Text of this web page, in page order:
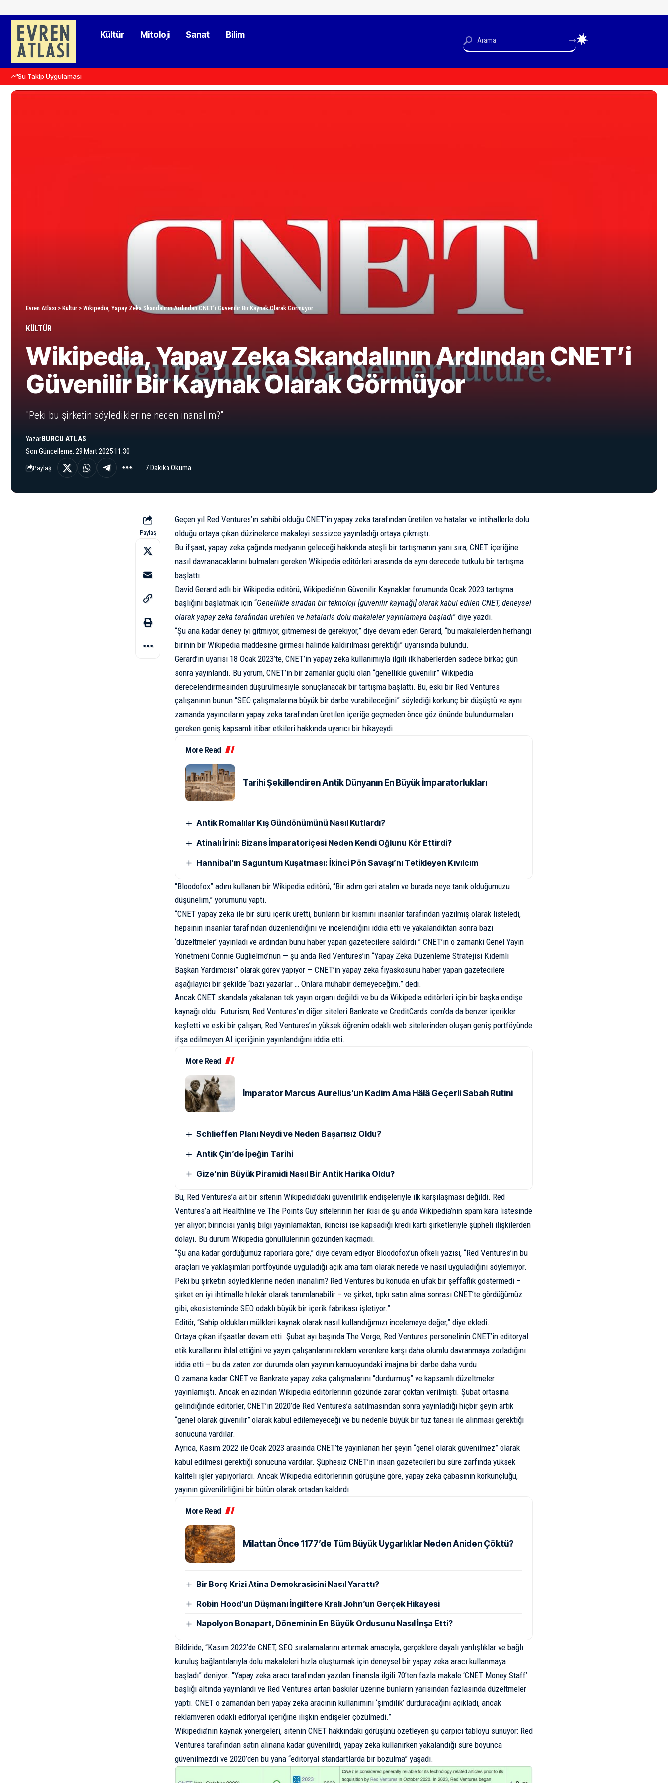
Kültür Mitoloji Sanat Bilim
Su Takip Uygulaması
Evren Atlası > Kültür > Wikipedia, Yapay Zeka Skandalının Ardından CNET’i Güvenilir Bir Kaynak Olarak Görmüyor
KÜLTÜR
Wikipedia, Yapay Zeka Skandalının Ardından CNET’i
Güvenilir Bir Kaynak Olarak Görmüyor
"Peki bu şirketin söylediklerine neden inanalım?"
Son Güncelleme: 29 Mart 2025 11:30
YazarBURCU ATLAS
Paylaş 7 Dakika Okuma
Paylaş
Geçen yıl Red Ventures’ın sahibi olduğu CNET’in yapay zeka tarafından üretilen ve hatalar ve intihallerle dolu
olduğu ortaya çıkan düzinelerce makaleyi sessizce yayınladığı ortaya çıkmıştı.
Bu ifşaat, yapay zeka çağında medyanın geleceği hakkında ateşli bir tartışmanın yanı sıra, CNET içeriğine
nasıl davranacaklarını bulmaları gereken Wikipedia editörleri arasında da aynı derecede tutkulu bir tartışma
başlattı.
David Gerard adlı bir Wikipedia editörü, Wikipedia’nın Güvenilir Kaynaklar forumunda Ocak 2023 tartışma
başlığını başlatmak için “Genellikle sıradan bir teknoloji [güvenilir kaynağı] olarak kabul edilen CNET, deneysel
olarak yapay zeka tarafından üretilen ve hatalarla dolu makaleler yayınlamaya başladı” diye yazdı.
“Şu ana kadar deney iyi gitmiyor, gitmemesi de gerekiyor,” diye devam eden Gerard, “bu makalelerden herhangi
birinin bir Wikipedia maddesine girmesi halinde kaldırılması gerektiği” uyarısında bulundu.
Gerard’ın uyarısı 18 Ocak 2023’te, CNET’in yapay zeka kullanımıyla ilgili ilk haberlerden sadece birkaç gün
sonra yayınlandı. Bu yorum, CNET’in bir zamanlar güçlü olan “genellikle güvenilir” Wikipedia
derecelendirmesinden düşürülmesiyle sonuçlanacak bir tartışma başlattı. Bu, eski bir Red Ventures
çalışanının bunun “SEO çalışmalarına büyük bir darbe vurabileceğini” söylediği korkunç bir düşüştü ve aynı
zamanda yayıncıların yapay zeka tarafından üretilen içeriğe geçmeden önce göz önünde bulundurmaları
gereken geniş kapsamlı itibar etkileri hakkında uyarıcı bir hikayeydi.
More Read
Tarihi Şekillendiren Antik Dünyanın En Büyük İmparatorlukları
Antik Romalılar Kış Gündönümünü Nasıl Kutlardı?
Atinalı İrini: Bizans İmparatoriçesi Neden Kendi Oğlunu Kör Ettirdi?
Hannibal’ın Saguntum Kuşatması: İkinci Pön Savaşı’nı Tetikleyen Kıvılcım
“Bloodofox” adını kullanan bir Wikipedia editörü, “Bir adım geri atalım ve burada neye tanık olduğumuzu
düşünelim,” yorumunu yaptı.
“CNET yapay zeka ile bir sürü içerik üretti, bunların bir kısmını insanlar tarafından yazılmış olarak listeledi,
hepsinin insanlar tarafından düzenlendiğini ve incelendiğini iddia etti ve yakalandıktan sonra bazı
‘düzeltmeler’ yayınladı ve ardından bunu haber yapan gazetecilere saldırdı.” CNET’in o zamanki Genel Yayın
Yönetmeni Connie Guglielmo’nun — şu anda Red Ventures’ın “Yapay Zeka Düzenleme Stratejisi Kıdemli
Başkan Yardımcısı” olarak görev yapıyor — CNET’in yapay zeka fiyaskosunu haber yapan gazetecilere
aşağılayıcı bir şekilde “bazı yazarlar … Onlara muhabir demeyeceğim.” dedi.
Ancak CNET skandala yakalanan tek yayın organı değildi ve bu da Wikipedia editörleri için bir başka endişe
kaynağı oldu. Futurism, Red Ventures’ın diğer siteleri Bankrate ve CreditCards.com’da da benzer içerikler
keşfetti ve eski bir çalışan, Red Ventures’ın yüksek öğrenim odaklı web sitelerinden oluşan geniş portföyünde
ifşa edilmeyen AI içeriğinin yayınlandığını iddia etti.
More Read
İmparator Marcus Aurelius’un Kadim Ama Hâlâ Geçerli Sabah Rutini
Schlieffen Planı Neydi ve Neden Başarısız Oldu?
Antik Çin’de İpeğin Tarihi
Gize’nin Büyük Piramidi Nasıl Bir Antik Harika Oldu?
Bu, Red Ventures’a ait bir sitenin Wikipedia’daki güvenilirlik endişeleriyle ilk karşılaşması değildi. Red
Ventures’a ait Healthline ve The Points Guy sitelerinin her ikisi de şu anda Wikipedia’nın spam kara listesinde
yer alıyor; birincisi yanlış bilgi yayınlamaktan, ikincisi ise kapsadığı kredi kartı şirketleriyle şüpheli ilişkilerden
dolayı. Bu durum Wikipedia gönüllülerinin gözünden kaçmadı.
“Şu ana kadar gördüğümüz raporlara göre,” diye devam ediyor Bloodofox’un öfkeli yazısı, “Red Ventures’ın bu
araçları ve yaklaşımları portföyünde uyguladığı açık ama tam olarak nerede ve nasıl uyguladığını söylemiyor.
Peki bu şirketin söylediklerine neden inanalım? Red Ventures bu konuda en ufak bir şeffaflık göstermedi –
şirket en iyi ihtimalle hilekâr olarak tanımlanabilir – ve şirket, tıpkı satın alma sonrası CNET’te gördüğümüz
gibi, ekosisteminde SEO odaklı büyük bir içerik fabrikası işletiyor.”
Editör, “Sahip oldukları mülkleri kaynak olarak nasıl kullandığımızı incelemeye değer,” diye ekledi.
Ortaya çıkan ifşaatlar devam etti. Şubat ayı başında The Verge, Red Ventures personelinin CNET’in editoryal
etik kurallarını ihlal ettiğini ve yayın çalışanlarını reklam verenlere karşı daha olumlu davranmaya zorladığını
iddia etti – bu da zaten zor durumda olan yayının kamuoyundaki imajına bir darbe daha vurdu.
O zamana kadar CNET ve Bankrate yapay zeka çalışmalarını “durdurmuş” ve kapsamlı düzeltmeler
yayınlamıştı. Ancak en azından Wikipedia editörlerinin gözünde zarar çoktan verilmişti. Şubat ortasına
gelindiğinde editörler, CNET’in 2020’de Red Ventures’a satılmasından sonra yayınladığı hiçbir şeyin artık
“genel olarak güvenilir” olarak kabul edilemeyeceği ve bu nedenle büyük bir tuz tanesi ile alınması gerektiği
sonucuna vardılar.
Ayrıca, Kasım 2022 ile Ocak 2023 arasında CNET’te yayınlanan her şeyin “genel olarak güvenilmez” olarak
kabul edilmesi gerektiği sonucuna vardılar. Şüphesiz CNET’in insan gazetecileri bu süre zarfında yüksek
kaliteli işler yapıyorlardı. Ancak Wikipedia editörlerinin görüşüne göre, yapay zeka çabasının korkunçluğu,
yayının güvenilirliğini bir bütün olarak ortadan kaldırdı.
More Read
Milattan Önce 1177’de Tüm Büyük Uygarlıklar Neden Aniden Çöktü?
Bir Borç Krizi Atina Demokrasisini Nasıl Yarattı?
Robin Hood’un Düşmanı İngiltere Kralı John’un Gerçek Hikayesi
Napolyon Bonapart, Döneminin En Büyük Ordusunu Nasıl İnşa Etti?
Bildiride, “Kasım 2022’de CNET, SEO sıralamalarını artırmak amacıyla, gerçeklere dayalı yanlışlıklar ve bağlı
kuruluş bağlantılarıyla dolu makaleleri hızla oluşturmak için deneysel bir yapay zeka aracı kullanmaya
başladı” deniyor. “Yapay zeka aracı tarafından yazılan finansla ilgili 70’ten fazla makale ‘CNET Money Staff’
başlığı altında yayınlandı ve Red Ventures artan baskılar üzerine bunların yarısından fazlasında düzeltmeler
yaptı. CNET o zamandan beri yapay zeka aracının kullanımını ‘şimdilik’ durduracağını açıkladı, ancak
reklamveren odaklı editoryal içeriğine ilişkin endişeler çözülmedi.”
Wikipedia’nın kaynak yönergeleri, sitenin CNET hakkındaki görüşünü özetleyen şu çarpıcı tabloyu sunuyor: Red
Ventures tarafından satın alınana kadar güvenilirdi, yapay zeka kullanırken yakalandığı süre boyunca
güvenilmezdi ve 2020’den bu yana “editoryal standartlarda bir bozulma” yaşadı.